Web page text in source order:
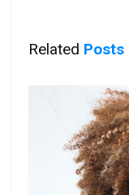
Related Posts